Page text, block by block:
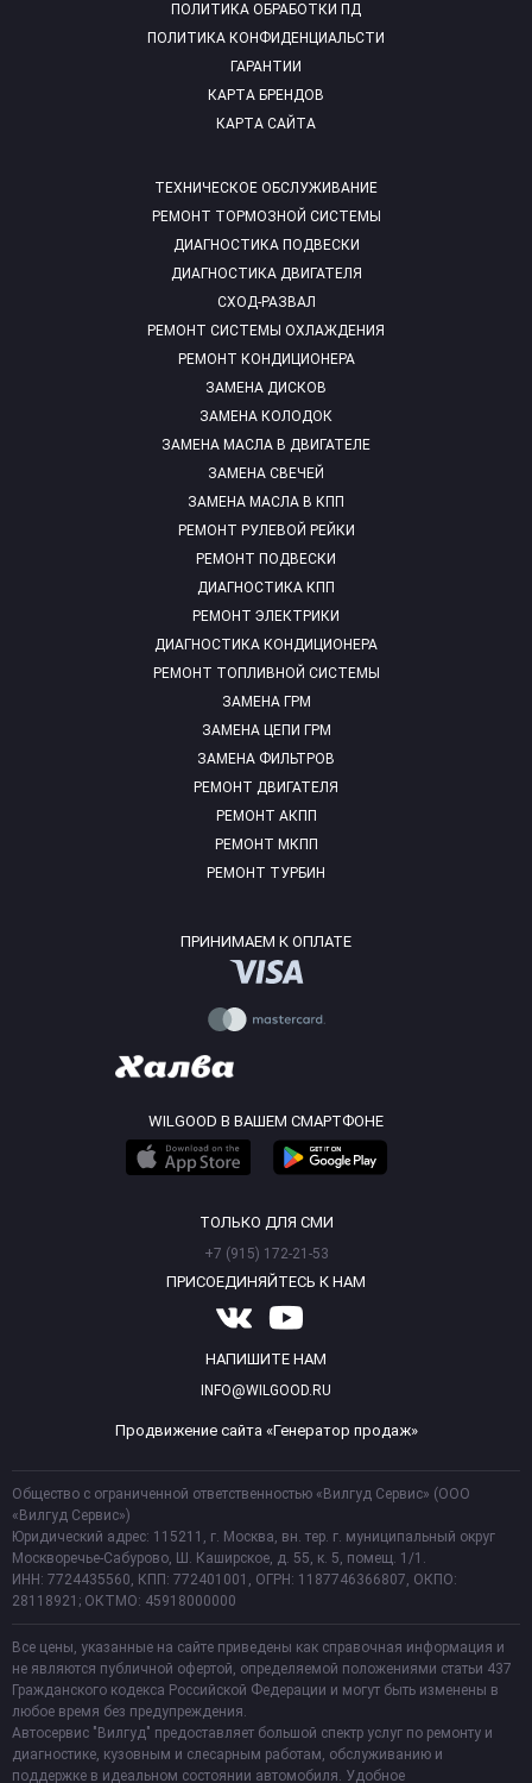
ТЕХНИЧЕСКОЕ ОБСЛУЖИВАНИЕ
РЕМОНТ ТОРМОЗНОЙ СИСТЕМЫ
ДИАГНОСТИКА ПОДВЕСКИ
ДИАГНОСТИКА ДВИГАТЕЛЯ
СХОД-РАЗВАЛ
РЕМОНТ СИСТЕМЫ ОХЛАЖДЕНИЯ
РЕМОНТ КОНДИЦИОНЕРА
ЗАМЕНА ДИСКОВ
ЗАМЕНА КОЛОДОК
ЗАМЕНА МАСЛА В ДВИГАТЕЛЕ
ЗАМЕНА СВЕЧЕЙ
ЗАМЕНА МАСЛА В КПП
РЕМОНТ РУЛЕВОЙ РЕЙКИ
РЕМОНТ ПОДВЕСКИ
ДИАГНОСТИКА КПП
РЕМОНТ ЭЛЕКТРИКИ
ДИАГНОСТИКА КОНДИЦИОНЕРА
РЕМОНТ ТОПЛИВНОЙ СИСТЕМЫ
ЗАМЕНА ГРМ
ЗАМЕНА ЦЕПИ ГРМ
ЗАМЕНА ФИЛЬТРОВ
РЕМОНТ ДВИГАТЕЛЯ
РЕМОНТ АКПП
РЕМОНТ МКПП
РЕМОНТ ТУРБИН
ПОЛИТИКА ОБРАБОТКИ ПД
ПОЛИТИКА КОНФИДЕНЦИАЛЬСТИ
ГАРАНТИИ
КАРТА БРЕНДОВ
КАРТА САЙТА
ПРИНИМАЕМ К ОПЛАТЕ
WILGOOD В ВАШЕМ СМАРТФОНЕ
ТОЛЬКО ДЛЯ СМИ
+7 (915) 172-21-53
ПРИСОЕДИНЯЙТЕСЬ К НАМ
НАПИШИТЕ НАМ
INFO@WILGOOD.RU
Продвижение сайта «Генератор продаж»
Общество с ограниченной ответственностью «Вилгуд Сервис» (ООО
«Вилгуд Сервис»)
Юридический адрес: 115211, г. Москва, вн. тер. г. муниципальный округ
Москворечье-Сабурово, Ш. Каширское, д. 55, к. 5, помещ. 1/1.
ИНН: 7724435560, КПП: 772401001, ОГРН: 1187746366807, ОКПО:
28118921; ОКТМО: 45918000000
Все цены, указанные на сайте приведены как справочная информация и
не являются публичной офертой, определяемой положениями статьи 437
Гражданского кодекса Российской Федерации и могут быть изменены в
любое время без предупреждения.
Автосервис "Вилгуд" предоставляет большой спектр услуг по ремонту и
диагностике, кузовным и слесарным работам, обслуживанию и
поддержке в идеальном состоянии автомобиля. Удобное